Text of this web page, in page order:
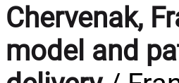
Chervenak,
model and